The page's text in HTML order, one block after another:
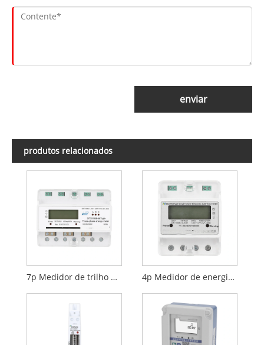
enviar
produtos relacionados
7p Medidor de trilho pré -pago trifásico 4p Medidor de energia ferroviária LCD monofina